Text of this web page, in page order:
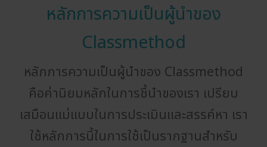
หลักการความเป็นผู้นำของ
Classmethod
หลักการความเป็นผู้นำของ Classmethod
คือค่านิยมหลักในการชี้นำของเรา เปรียบ
เสมือนแม่แบบในการประเมินและสรรค์หา เรา
ใช้หลักการนี้ในการใช้เป็นรากฐานสำหรับ